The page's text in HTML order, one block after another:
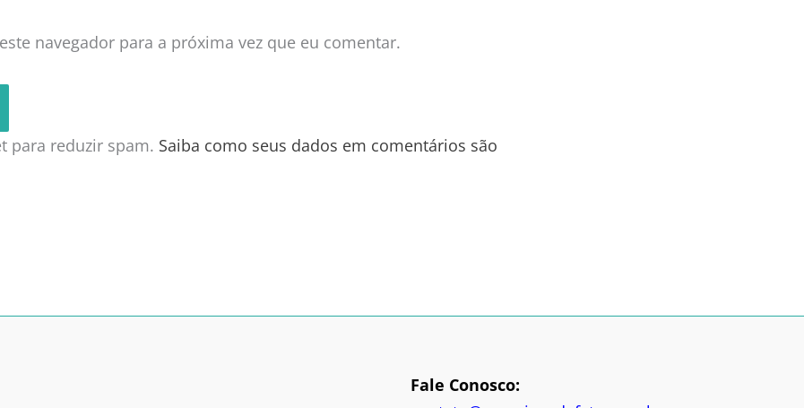
navegador para a próxima vez que eu comentar.
para reduzir spam. Saiba como seus dados em comentários são
Fale Conosco: